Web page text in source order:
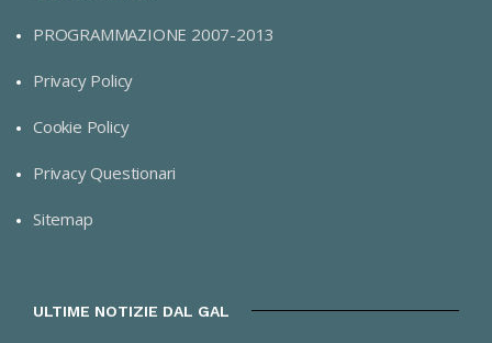
PROGRAMMAZIONE 2007-2013
Privacy Policy
Cookie Policy
Privacy Questionari
Sitemap
ULTIME NOTIZIE DAL GAL